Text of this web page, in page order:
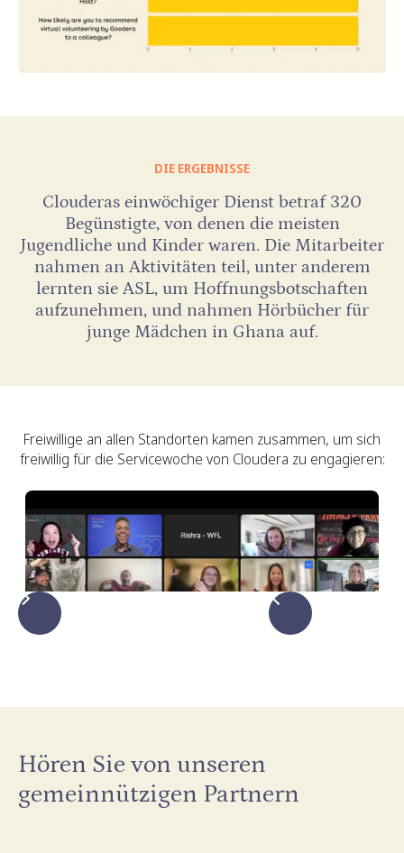
DIE ERGEBNISSE
Clouderas einwöchiger Dienst betraf 320
Begünstigte, von denen die meisten
Jugendliche und Kinder waren. Die Mitarbeiter
nahmen an Aktivitäten teil, unter anderem
lernten sie ASL, um Hoffnungsbotschaften
aufzunehmen, und nahmen Hörbücher für
junge Mädchen in Ghana auf.
Freiwillige an allen Standorten kamen zusammen, um sich
freiwillig für die Servicewoche von Cloudera zu engagieren:
Hören Sie von unseren
gemeinnützigen Partnern